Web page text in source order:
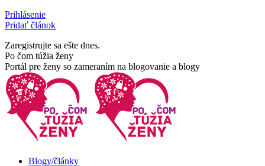
Skip
to
Prihlásenie
Pridať článok
Zaregistrujte sa ešte dnes.
Facebook
page
opens
in
new
window
Rss
page
opens
in
new
window
Po čom túžia ženy
Portál pre ženy so zameraním na blogovanie a blogy
Blogy/články